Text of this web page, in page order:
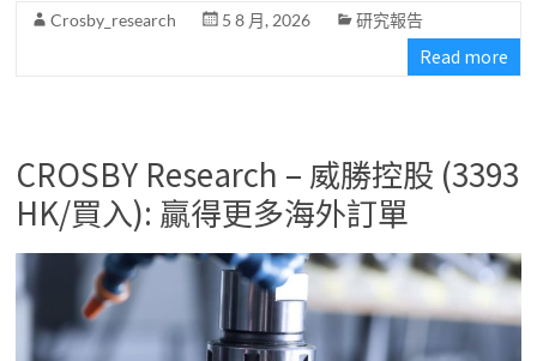
Crosby_research 5 8 月, 2026 研究報告
Read more
CROSBY Research – 威勝控股 (3393
HK/買入): 贏得更多海外訂單